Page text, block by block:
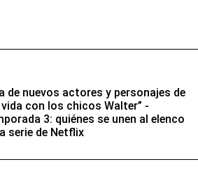
de nuevos actores y personajes de
vida con los chicos Walter” -
3: quiénes se unen al elenco
serie de Netflix